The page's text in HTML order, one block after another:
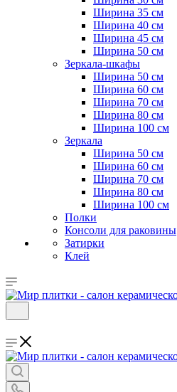
Ширина 35 см
Ширина 40 см
Ширина 45 см
Ширина 50 см
Зеркала-шкафы
Ширина 50 см
Ширина 60 см
Ширина 70 см
Ширина 80 см
Ширина 100 см
Зеркала
Ширина 50 см
Ширина 60 см
Ширина 70 см
Ширина 80 см
Ширина 100 см
Полки
Консоли для раковины
Затирки
Клей